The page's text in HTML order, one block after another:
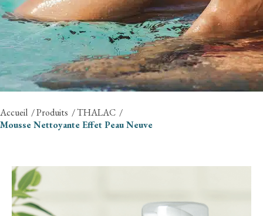
Accueil Produits
THALAC
Mousse Nettoyante Effet Peau Neuve